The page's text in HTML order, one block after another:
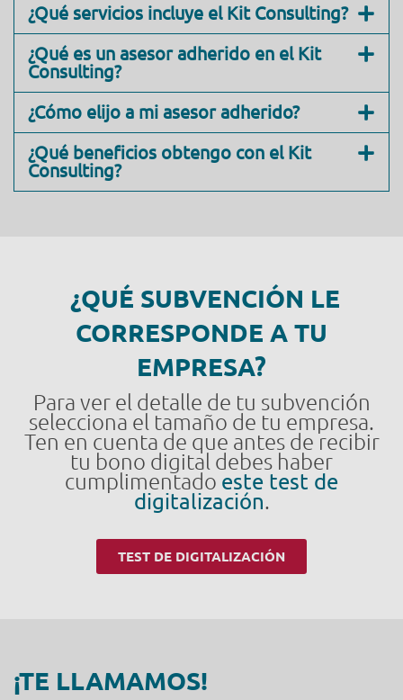
¿Qué servicios incluye el Kit Consulting?
¿Qué es un asesor adherido en el Kit
Consulting?
¿Cómo elijo a mi asesor adherido?
¿Qué beneficios obtengo con el Kit
Consulting?
¿QUÉ SUBVENCIÓN LE
CORRESPONDE A TU
EMPRESA?
Para ver el detalle de tu subvención
selecciona el tamaño de tu empresa.
Ten en cuenta de que antes de recibir
tu bono digital debes haber
cumplimentado este test de
digitalización.
TEST DE DIGITALIZACIÓN
¡TE LLAMAMOS!